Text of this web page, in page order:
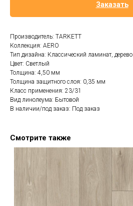
Заказать
Производитель: TARKETT
Коллекция: AERO
Тип дизайна: Классический ламинат, дерево
Цвет: Светлый
Толщина: 4,50 мм
Толщина защитного слоя: 0,35 мм
Класс применения: 23/31
Вид линолеума: Бытовой
В наличии/под заказ: Под заказ
Смотрите также